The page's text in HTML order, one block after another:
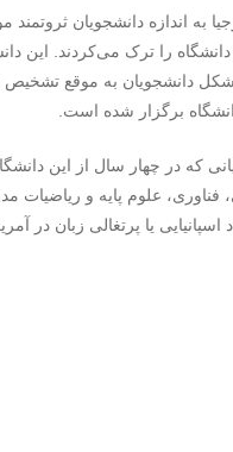
به اندازه دانشجویان
دانشجویان به موقع تشخیص
یا پرتغالی زبان در